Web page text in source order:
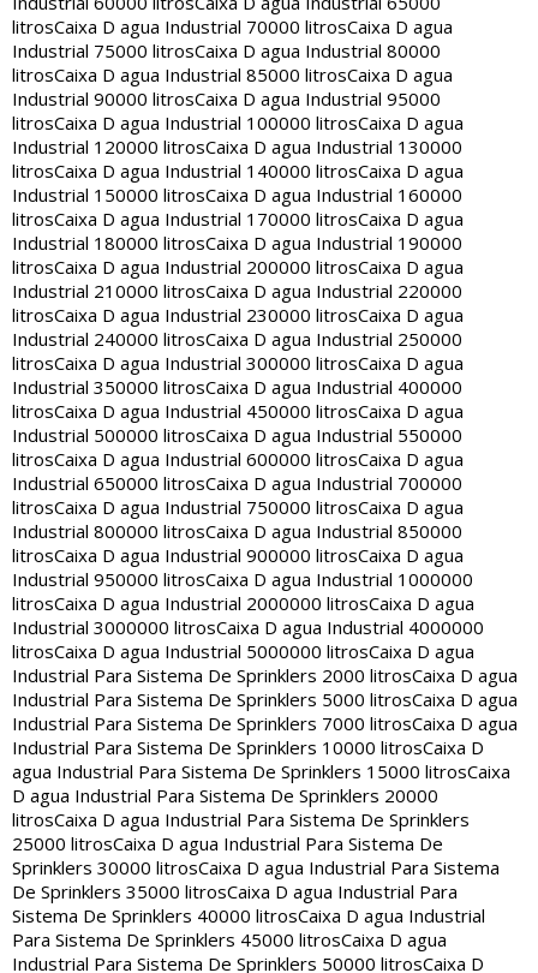
litrosCaixa D agua Industrial 70000 litrosCaixa D agua
Industrial 75000 litrosCaixa D agua Industrial 80000
litrosCaixa D agua Industrial 85000 litrosCaixa D agua
Industrial 90000 litrosCaixa D agua Industrial 95000
litrosCaixa D agua Industrial 100000 litrosCaixa D agua
Industrial 120000 litrosCaixa D agua Industrial 130000
litrosCaixa D agua Industrial 140000 litrosCaixa D agua
Industrial 150000 litrosCaixa D agua Industrial 160000
litrosCaixa D agua Industrial 170000 litrosCaixa D agua
Industrial 180000 litrosCaixa D agua Industrial 190000
litrosCaixa D agua Industrial 200000 litrosCaixa D agua
Industrial 210000 litrosCaixa D agua Industrial 220000
litrosCaixa D agua Industrial 230000 litrosCaixa D agua
Industrial 240000 litrosCaixa D agua Industrial 250000
litrosCaixa D agua Industrial 300000 litrosCaixa D agua
Industrial 350000 litrosCaixa D agua Industrial 400000
litrosCaixa D agua Industrial 450000 litrosCaixa D agua
Industrial 500000 litrosCaixa D agua Industrial 550000
litrosCaixa D agua Industrial 600000 litrosCaixa D agua
Industrial 650000 litrosCaixa D agua Industrial 700000
litrosCaixa D agua Industrial 750000 litrosCaixa D agua
Industrial 800000 litrosCaixa D agua Industrial 850000
litrosCaixa D agua Industrial 900000 litrosCaixa D agua
Industrial 950000 litrosCaixa D agua Industrial 1000000
litrosCaixa D agua Industrial 2000000 litrosCaixa D agua
Industrial 3000000 litrosCaixa D agua Industrial 4000000
litrosCaixa D agua Industrial 5000000 litrosCaixa D agua
Industrial Para Sistema De Sprinklers 2000 litrosCaixa D agua
Industrial Para Sistema De Sprinklers 5000 litrosCaixa D agua
Industrial Para Sistema De Sprinklers 7000 litrosCaixa D agua
Industrial Para Sistema De Sprinklers 10000 litrosCaixa D
agua Industrial Para Sistema De Sprinklers 15000 litrosCaixa
D agua Industrial Para Sistema De Sprinklers 20000
litrosCaixa D agua Industrial Para Sistema De Sprinklers
25000 litrosCaixa D agua Industrial Para Sistema De
Sprinklers 30000 litrosCaixa D agua Industrial Para Sistema
De Sprinklers 35000 litrosCaixa D agua Industrial Para
Sistema De Sprinklers 40000 litrosCaixa D agua Industrial
Para Sistema De Sprinklers 45000 litrosCaixa D agua
Industrial Para Sistema De Sprinklers 50000 litrosCaixa D